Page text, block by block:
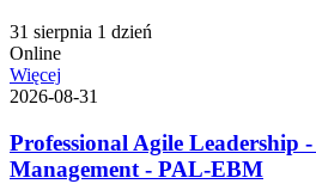
31 sierpnia 1 dzień
Online
Więcej
2026-08-31
Professional Agile Leadership
Management - PAL-EBM